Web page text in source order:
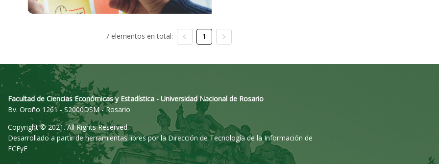
7 elementos en total: 1
Facultad de Ciencias Económicas y Estadística - Universidad Nacional de Rosario
Bv. Oroño 1261 - S2000DSM - Rosario
Copyright © 2021. All Rights Reserved.
Desarrollado a partir de herramientas libres por la Dirección de Tecnología de la Información de
FCEyE